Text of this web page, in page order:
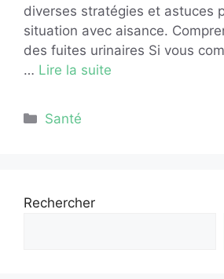
diverses stratégies et astuces
situation avec aisance.
des fuites urinaires Si vous
… Lire la suite
Catégories
Santé
Rechercher